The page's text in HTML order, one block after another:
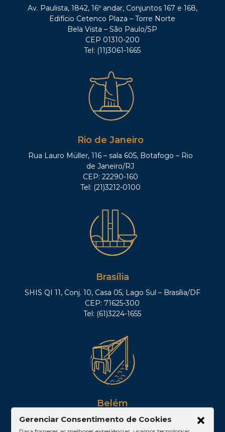
Av. Paulista, 1842, 16º andar, Conjuntos 167 e 168,
Edifício Cetenco Plaza – Torre Norte
Bela Vista – São Paulo/SP
CEP 01310-200
Tel: (11)3061-1665
Rio de Janeiro
Rua Lauro Müller, 116 – sala 605, Botafogo – Rio
de Janeiro/RJ
CEP: 22290-160
Tel: (21)3212-0100
Brasília
SHIS QI 11, Conj. 10, Casa 05, Lago Sul – Brasília/DF
CEP: 71625-300
Tel: (61)3224-1655
Belém
Av. Visconde de Souza Franco, 05, Sala 2102 –
Edifício Quadra Corporate, Umarizal – Belém/PA
Gerenciar Consentimento de Cookies